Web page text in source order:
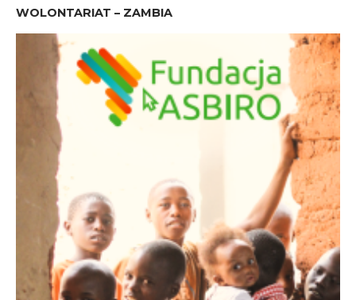
WOLONTARIAT – ZAMBIA